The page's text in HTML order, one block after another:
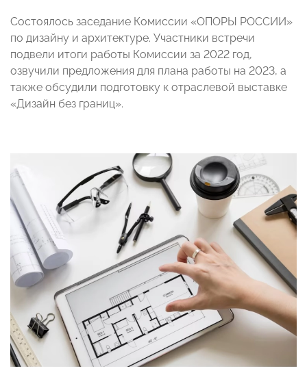
Состоялось заседание Комиссии «ОПОРЫ РОССИИ»
по дизайну и архитектуре. Участники встречи
подвели итоги работы Комиссии за 2022 год,
озвучили предложения для плана работы на 2023, а
также обсудили подготовку к отраслевой выставке
«Дизайн без границ».